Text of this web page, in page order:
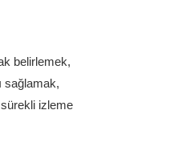
belirlemek,
sağlamak,
izleme